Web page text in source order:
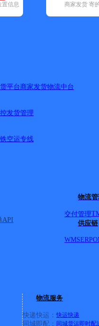
信息
商家发货 寄
平台商家发货物流中台
发货管理
空运专线
API
物流
交付管理
供应链
WMSERP
物流服务
快递快运： 快运快递
同城即配： 同城货运即时配
连山关镇